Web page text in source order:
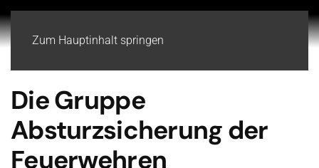
Zum Hauptinhalt springen
Die Gruppe
Absturzsicherung der
Feuerwehren